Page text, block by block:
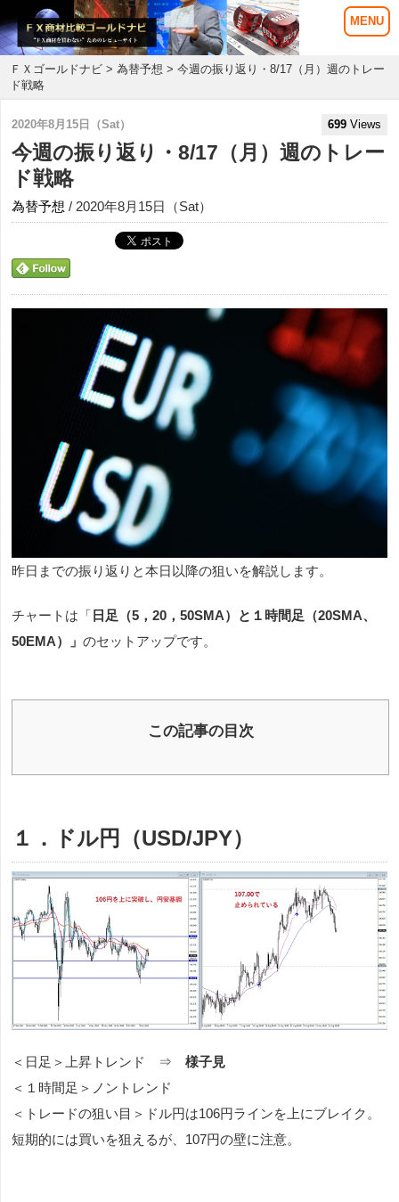
ＦＸゴールドナビ >為替予想 > 今週の振り返り・8/17（月）週のトレー
ド戦略
2020年8月15日（Sat） 699 Views
今週の振り返り・8/17（月）週のトレー
ド戦略
為替予想 / 2020年8月15日（Sat）
昨日までの振り返りと本日以降の狙いを解説します。
チャートは「 日足（5，20，50SMA）と１ 時間足（20SMA、
50EMA）」 のセットアップです。
この記事の目次
１．ドル円（USD/JPY）
＜日足＞上昇トレンド ⇒ 様子見
＜１時間足＞ノントレンド
＜トレードの狙い目＞ドル円は106円ラインを上にブレイク。
短期的には買いを狙えるが、107円の壁に注意。